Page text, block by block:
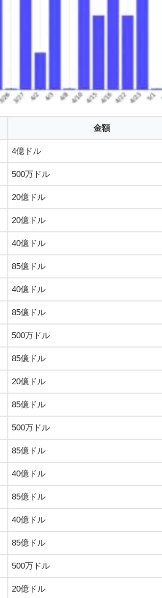
金額
4億ドル
500万ドル
20億ドル
20億ドル
40億ドル
85億ドル
40億ドル
85億ドル
500万ドル
85億ドル
20億ドル
85億ドル
500万ドル
85億ドル
40億ドル
85億ドル
40億ドル
85億ドル
500万ドル
20億ドル